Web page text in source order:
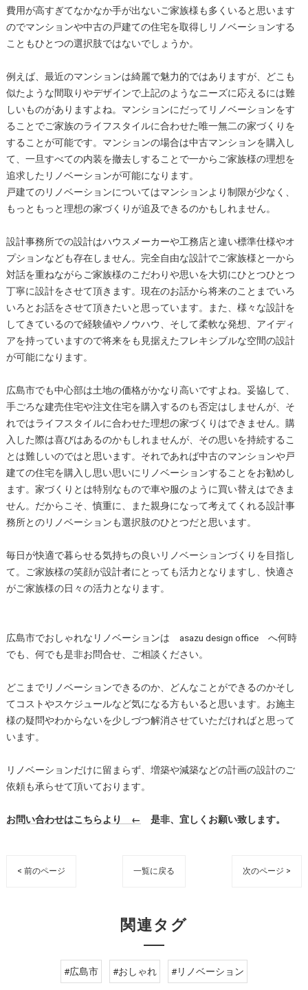
費用が高すぎてなかなか手が出ないご家族様も多くいると思います
のでマンションや中古の戸建ての住宅を取得しリノベーションする
こともひとつの選択肢ではないでしょうか。
例えば、最近のマンションは綺麗で魅力的ではありますが、どこも
似たような間取りやデザインで上記のようなニーズに応えるには難
しいものがありますよね。マンションにだってリノベーションをす
ることでご家族のライフスタイルに合わせた唯一無二の家づくりを
することが可能です。マンションの場合は中古マンションを購入し
て、一旦すべての内装を撤去しすることで一からご家族様の理想を
追求したリノベーションが可能になります。
戸建てのリノベーションについてはマンションより制限が少なく、
もっともっと理想の家づくりが追及できるのかもしれません。
設計事務所での設計はハウスメーカーや工務店と違い標準仕様やオ
プションなども存在しません。完全自由な設計でご家族様と一から
対話を重ねながらご家族様のこだわりや思いを大切にひとつひとつ
丁寧に設計をさせて頂きます。現在のお話から将来のことまでいろ
いろとお話をさせて頂きたいと思っています。また、様々な設計を
してきているので経験値やノウハウ、そして柔軟な発想、アイディ
アを持っていますので将来をも見据えたフレキシブルな空間の設計
が可能になります。
広島市でも中心部は土地の価格がかなり高いですよね。妥協して、
手ごろな建売住宅や注文住宅を購入するのも否定はしませんが、そ
れではライフスタイルに合わせた理想の家づくりはできません。購
入した際は喜びはあるのかもしれませんが、その思いを持続するこ
とは難しいのではと思います。それであれば中古のマンションや戸
建ての住宅を購入し思い思いにリノベーションすることをお勧めし
ます。家づくりとは特別なもので車や服のように買い替えはできま
せん。だからこそ、慎重に、また親身になって考えてくれる設計事
務所とのリノベーションも選択肢のひとつだと思います。
毎日が快適で暮らせる気持ちの良いリノベーションづくりを目指し
て。ご家族様の笑顔が設計者にとっても活力となりますし、快適さ
がご家族様の日々の活力となります。
広島市でおしゃれなリノベーションは asazu design office へ何時
でも、何でも是非お問合せ、ご相談ください。
どこまでリノベーションできるのか、どんなことができるのかそし
てコストやスケジュールなど気になる方もいると思います。お施主
様の疑問やわからないを少しづつ解消させていただければと思って
います。
リノベーションだけに留まらず、増築や減築などの計画の設計のご
依頼も承らせて頂いております。
お問い合わせはこちらより ← 是非、宜しくお願い致します。
< 前のページ 一覧に戻る 次のページ >
関連タグ
#広島市 #おしゃれ #リノベーション